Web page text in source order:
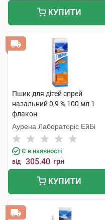
КУПИТИ
Пшик для дітей спрей
назальний 0,9 % 100 мл 1
флакон
Аурена Лабораторіс ЕйБі
Є в наявності
від 305.40 грн
КУПИТИ